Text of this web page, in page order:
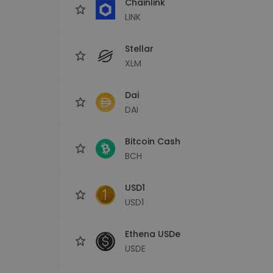
LINK
Stellar
XLM
Dai
DAI
Bitcoin Cash
BCH
USD1
USD1
Ethena USDe
USDE